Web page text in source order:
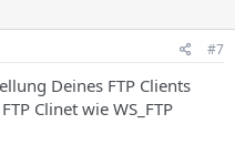
#7
Deines FTP Clients
Clinet wie WS_FTP